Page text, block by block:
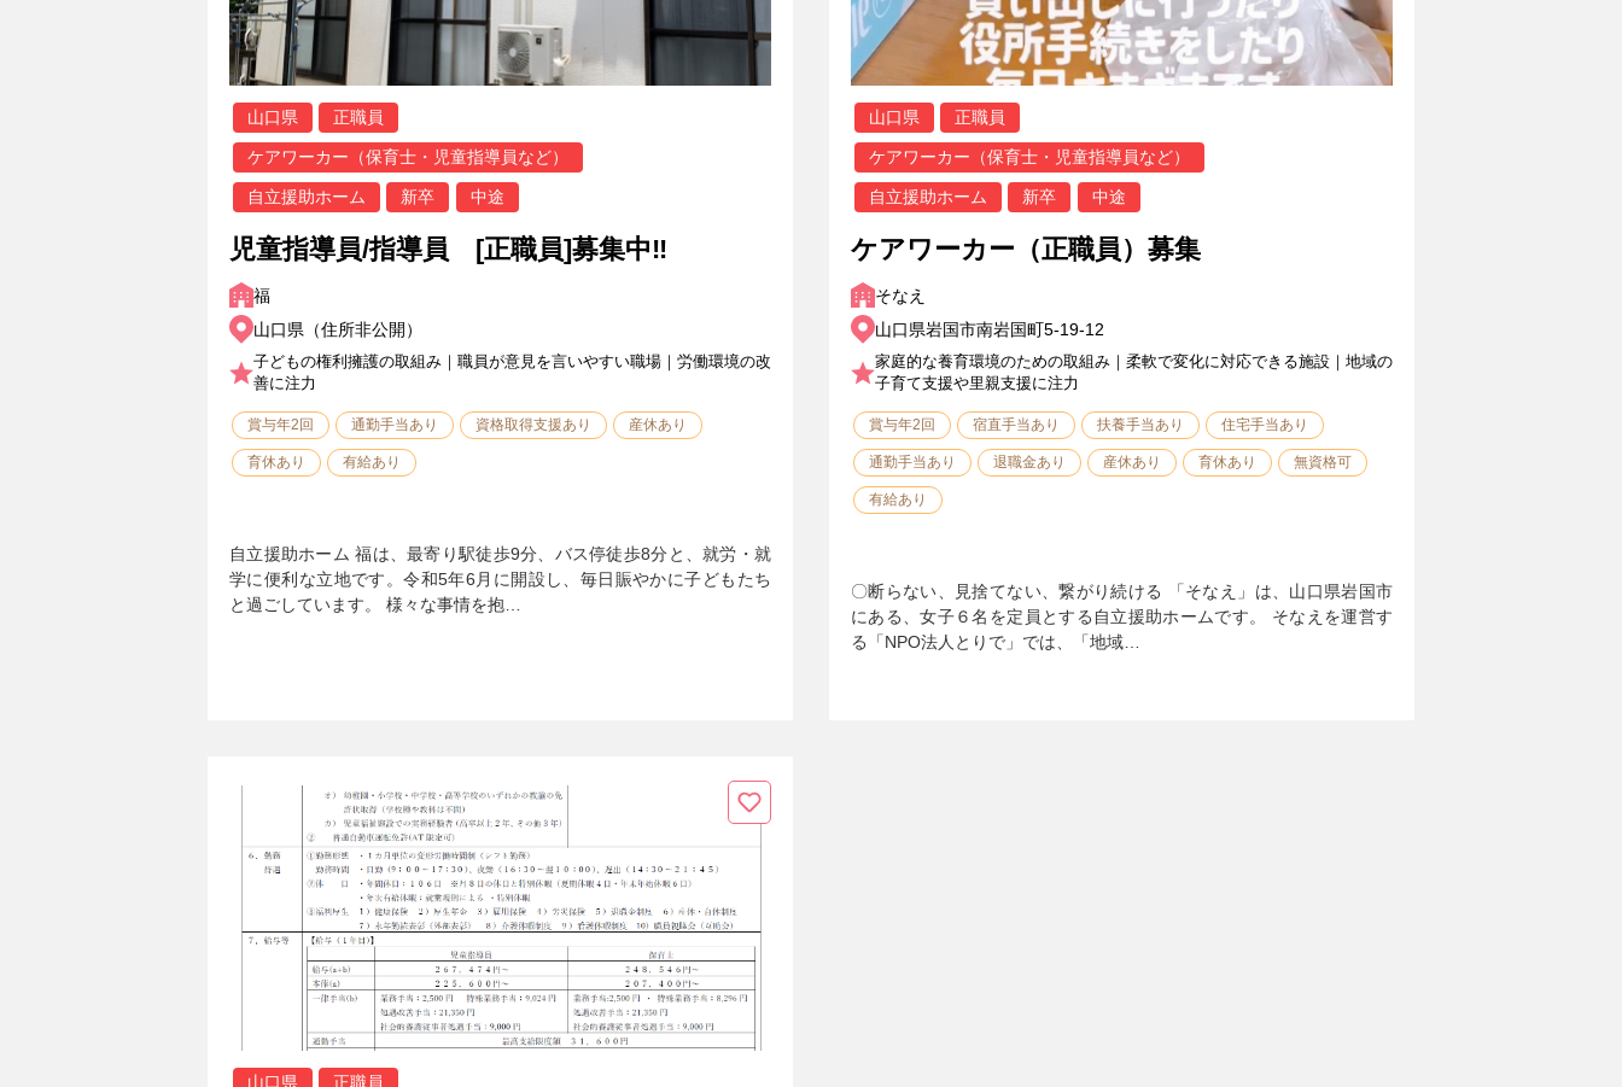
山口県 正職員
ケアワーカー（保育士・児童指導員など）
自立援助ホーム 新卒 中途
児童指導員/指導員 [正職員]募集中‼
福
山口県（住所非公開）
子どもの権利擁護の取組み｜職員が意見を言いやすい職場｜労働環境の改
善に注力
賞与年2回 通勤手当あり 資格取得支援あり 産休あり
育休あり 有給あり
自立援助ホーム 福は、最寄り駅徒歩9分、バス停徒歩8分と、就労・就
学に便利な立地です。令和5年6月に開設し、毎日賑やかに子どもたち
と過ごしています。 様々な事情を抱…
山口県 正職員
ケアワーカー（保育士・児童指導員など）
自立援助ホーム 新卒 中途
ケアワーカー（正職員）募集
そなえ
山口県岩国市南岩国町5-19-12
家庭的な養育環境のための取組み｜柔軟で変化に対応できる施設｜地域の
子育て支援や里親支援に注力
賞与年2回 宿直手当あり 扶養手当あり 住宅手当あり
通勤手当あり 退職金あり 産休あり 育休あり 無資格可
有給あり
〇断らない、見捨てない、繋がり続ける 「そなえ」は、山口県岩国市
にある、女子６名を定員とする自立援助ホームです。 そなえを運営す
る「NPO法人とりで」では、「地域…
山口県 正職員